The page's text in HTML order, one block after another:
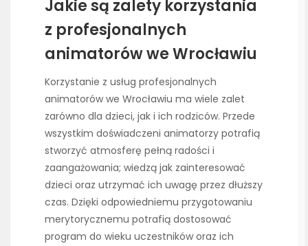
Jakie są zalety korzystania
z profesjonalnych
animatorów we Wrocławiu
Korzystanie z usług profesjonalnych
animatorów we Wrocławiu ma wiele zalet
zarówno dla dzieci, jak i ich rodziców. Przede
wszystkim doświadczeni animatorzy potrafią
stworzyć atmosferę pełną radości i
zaangażowania; wiedzą jak zainteresować
dzieci oraz utrzymać ich uwagę przez dłuższy
czas. Dzięki odpowiedniemu przygotowaniu
merytorycznemu potrafią dostosować
program do wieku uczestników oraz ich